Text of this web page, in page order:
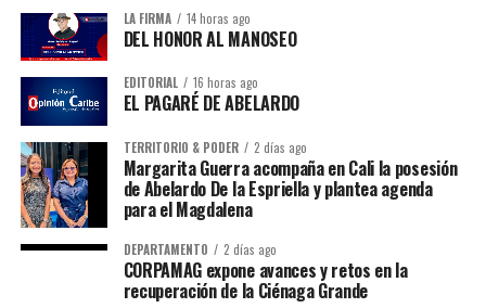
LA FIRMA 14 horas ago
DEL HONOR AL MANOSEO
EDITORIAL 16 horas ago
EL PAGARÉ DE ABELARDO
TERRITORIO & PODER 2 días ago
Margarita Guerra acompaña en Cali la posesión
de Abelardo De la Espriella y plantea agenda
para el Magdalena
DEPARTAMENTO 2 días ago
CORPAMAG expone avances y retos en la
recuperación de la Ciénaga Grande